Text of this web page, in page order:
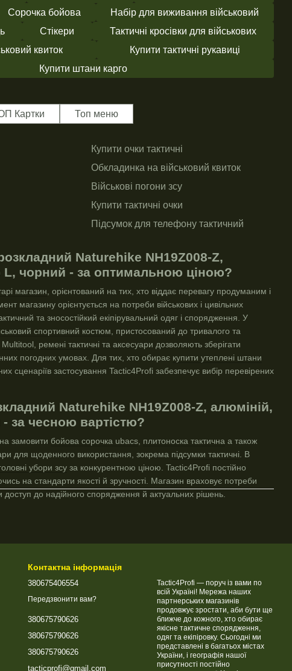
Сорочка бойова
Набір для виживання військовий
Стікери
Тактичні кросівки для військових
квиток
Купити тактичні рукавиці
Купити штани карго
Картки Топ меню
Купити очки тактичні
Обкладинка на військовий квиток
Військові погони зсу
Купити тактичні очки
Підсумок для телефону тактичний
Брелок
Військовий магазин
Стікери ціна
Військові товари військторг
убд
Військові спорядження
Баул військовий
Naturehike NH19Z008-Z,
L, чорний - за оптимальною ціною?
магазин , орієнтований на тих, хто віддає перевагу продуманим і
магазину орієнтується на потреби військових і цивільних
та зносостійкий екіпірувальний одяг і спорядження. У
спортивний костюм , пристосований до тривалого та
Multitool ремені тактичні та аксесуари дозволяють зберігати
погодних умовах. Для тих, хто обирає купити утеплені штани
сценаріїв застосування Tactic4Profi забезпечує вибір перевірених
Naturehike NH19Z008-Z, алюміній,
за чесною вартістю?
замовити бойова сорочка ubacs плитоноска тактична а також
для щоденного використання, зокрема підсумки тактичні . В
убори зсу за конкурентною ціною. Tactic4Profi постійно
на стандарти якості й зручності. Магазин враховує потреби
доступ до надійного спорядження й актуальних рішень.
Контактна інформація
380675406554
Передзвонити вам?
380675790626
380675790626
380675790626
tacticprofi@gmail.com
Tactic4Profi — поруч із вами по
всій Україні! Мережа наших
партнерських магазинів
продовжує зростати, аби бути ще
ближче до кожного, хто обирає
якісне тактичне спорядження,
одяг та екіпіровку. Сьогодні ми
представлені в багатьох містах
України, і географія нашої
присутності постійно